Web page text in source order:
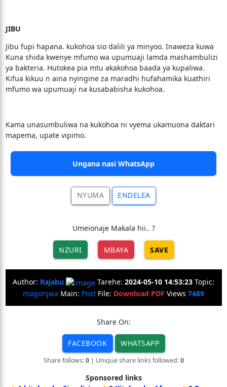
JIBU
Jibu fupi hapana. kukohoa sio dalili ya minyoo. Inaweza kuwa
Kuna shida kwenye mfumo wa upumuaji lamda mashambulizi
ya bakteria. Hutokea pia mtu akakohoa baada ya kupaliwa.
Kifua kikuu n aina nyingine za maradhi hufahamika kuathiri
mfumo wa upumuaji na kusababisha kukohoa.
Kama unasumbuliwa na kukohoa ni vyema ukamuona daktari
mapema, upate vipimo.
Ungana nasi WhatsApp
NYUMA ENDELEA
Umeionaje Makala hii.. ?
NZURI MBAYA SAVE
Author: Rajabu Tarehe: 2024-05-10 14:53:23 Topic:
magonjwa Main: Post File: Download PDF Views 7489
Share On:
FACEBOOK WHATSAPP
Share follows:0| Unique share links followed:0
Sponsored links